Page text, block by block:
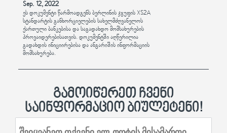
Sep. 12, 2022
ეს დოკუმენტი წარმოადგენს ბერლინის ჯგუფის XS2A
სტანდარტის განხორციელების სახელმძღვანელოს
ქართული ბანკებისა და საგადახდო მომსახურების
პროვაიდერებისათვის. დოკუმენტში აღწერილია
გადახდის ინიციირებისა და ანგარიშის ინფორმაციის
მომსახურება.
გამოიწერეთ ჩვენი
საინფორმაციო ბიულეტენი!